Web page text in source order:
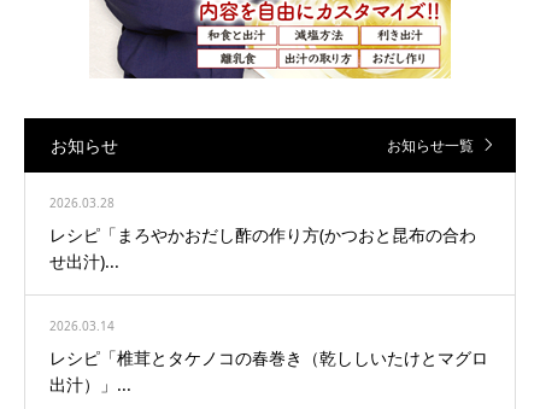
お知らせ お知らせ一覧
2026.03.28
レシピ「まろやかおだし酢の作り方(かつおと昆布の合わ
せ出汁)...
2026.03.14
レシピ「椎茸とタケノコの春巻き（乾ししいたけとマグロ
出汁）」...